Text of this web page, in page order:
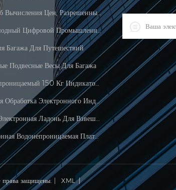
Масштаб Вычисления Цен, Разрешенный Для Торговли
Светодиодный Цифровой Промышленный Водонепроницаемый Индикатор Взвешивания
Багажа Для Путешествий
Подвесные Весы Для Багажа
Водонепроницаемый 150 Кг Индикатор Взвешивания
Пищевая Обработка Электронного Индикатора Взвешивания
500G Электронная Ладонь Для Взвешивания Ювелирных Изделий
Электронная Водонепроницаемая Платформа Веса На Продажу
защищены. | XML |